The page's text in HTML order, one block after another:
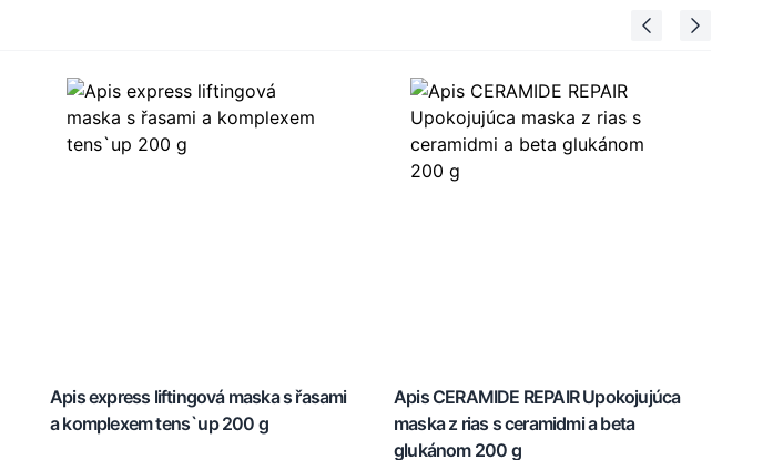
Apis express liftingová maska s řasami
a komplexem tens`up 200 g
Apis CERAMIDE REPAIR Upokojujúca
maska z rias s ceramidmi a beta
glukánom 200 g